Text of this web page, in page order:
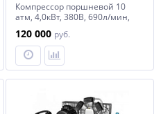
Компрессор поршневой 10
атм, 4,0кВт, 380В, 690л/мин,
СОРОКИН
120 000 руб.